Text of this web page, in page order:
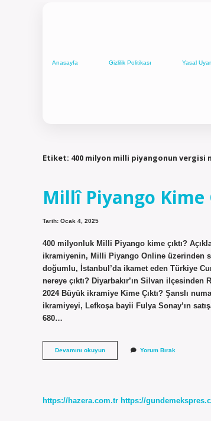
Anasayfa Gizlilik Politikası Yasal
Etiket: 400 milyon milli piyangonun vergisi
Millî Piyango Kime
Tarih: Ocak 4, 2025
400 milyonluk Milli Piyango kime çıktı?
ikramiyenin, Milli Piyango Online üzerinden
doğumlu, İstanbul’da ikamet eden Türkiye
nereye çıktı? Diyarbakır’ın Silvan ilçesinden
2024 Büyük ikramiye Kime Çıktı? Şanslı
ikramiyeyi, Lefkoşa bayii Fulya Sonay’ın
680…
Devamını okuyunMillî
Piyango
Yorum Bırak
https://hazera.com.tr https://